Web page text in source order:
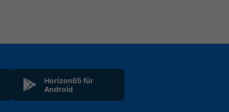
Horizon65 für
Android